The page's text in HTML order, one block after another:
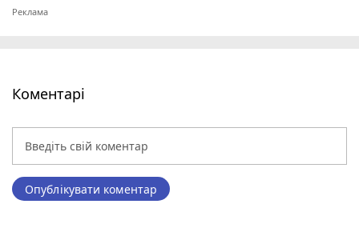
Коментарі
Опублікувати коментар